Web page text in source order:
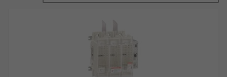
isolate a particular part of the circuit. For
substation to physically disconnect any circuit
when repairs are being carried out.
What are fused switch disconnectors